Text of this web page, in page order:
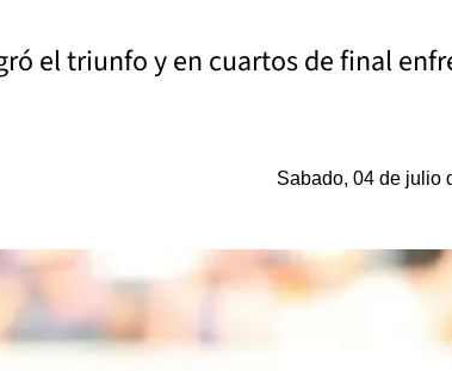
el triunfo y en cuartos de final
Sabado, 04 de julio